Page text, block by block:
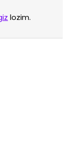
lozim.